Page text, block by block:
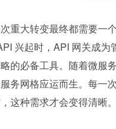
重大转变最终都需要一
兴起时，API 网关成为
的必备工具。随着微服
务网格应运而生。每一
这种需求才会变得清晰。